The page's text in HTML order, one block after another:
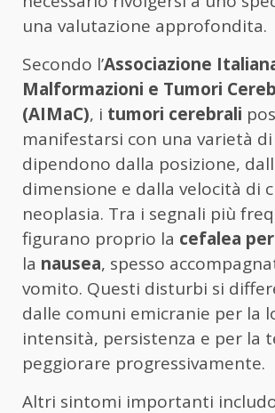
una valutazione approfondita.
Secondo l’Associazione
Malformazioni e Tumori
(AIMaC), i tumori cerebrali
manifestarsi con una varietà
dipendono dalla posizione,
dimensione e dalla velocità di
neoplasia. Tra i segnali più
figurano proprio la cefalea
la nausea, spesso
vomito. Questi disturbi si
dalle comuni emicranie per la
intensità, persistenza e per la
peggiorare progressivamente.
Altri sintomi importanti